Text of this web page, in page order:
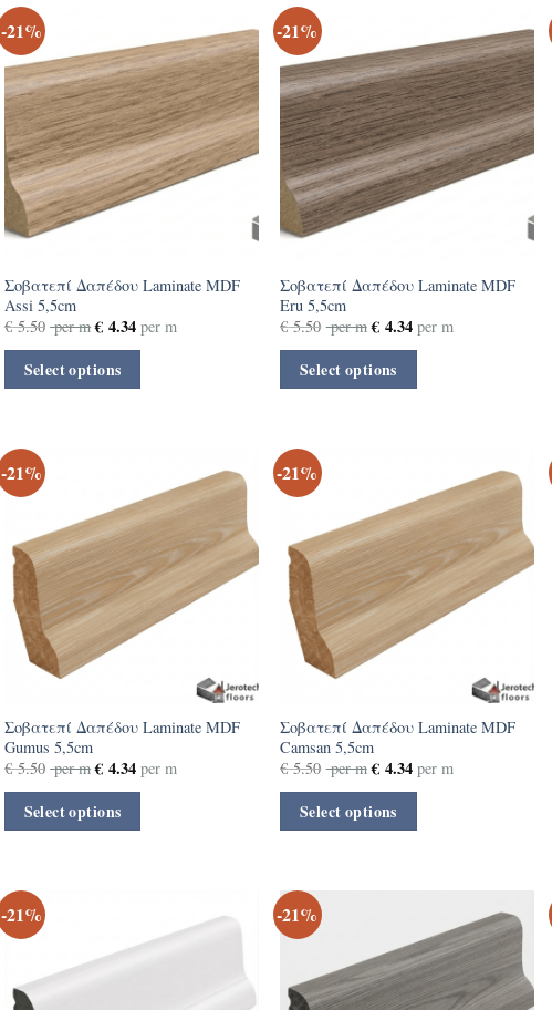
-21%
Σοβατεπί Δαπέδου Laminate MDF
Assi 5,5cm
€5.50 per m € 4.34 per m
Select options
-21%
Σοβατεπί Δαπέδου Laminate MDF
Eru 5,5cm
€5.50 per m €4.34per m
Select options
-21%
Σοβατεπί Δαπέδου Laminate MDF
Gumus 5,5cm
€5.50 per m € 4.34 per m
Select options
-21%
Σοβατεπί Δαπέδου Laminate MDF
Camsan 5,5cm
€5.50 per m €4.34per m
Select options
-21% -21%